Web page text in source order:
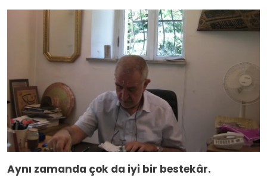
Aynı zamanda çok da iyi bir bestekâr.